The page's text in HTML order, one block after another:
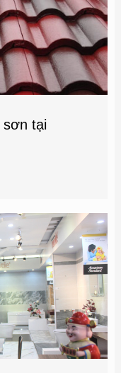
sơn tại